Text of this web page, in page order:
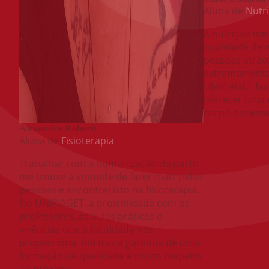
Alexandra Roberti
Aluna de Fisioterapia
Trabalhar com a humanização do parto
me trouxe a vontade de fazer mais pelas
pessoas e encontrei isto na fisioterapia.
No UNIPIAGET, a proximidade com os
professores, as aulas práticas e
vivências que a faculdade nos
proporciona, me traz a garantia de uma
formação de qualidade e muito respeito
Aluna de
A nutrição
qualidade de
pessoas
UNIPIAGET
oferecer uma
corpo